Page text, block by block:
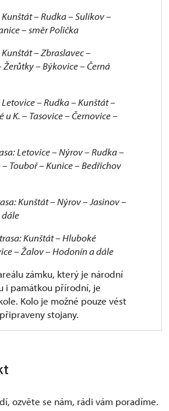
– Rudka – Sulíkov –
– směr Polička
– Zbraslavec –
Žerůtky – Býkovice – Černá
– Rudka – Kunštát –
K. – Tasovice – Černovice –
Letovice – Nýrov – Rudka –
Touboř – Kunice – Bedřichov
Kunštát – Nýrov – Jasinov –
dále
Kunštát – Hluboké
– Žalov – Hodonín a dále
zámku, který je národní
i památkou přírodní, je
Kolo je možné pouze vést
stojany.
ozvěte se nám, rádi vám poradíme.